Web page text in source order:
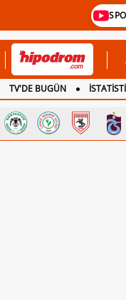
TV'DE BUGÜN